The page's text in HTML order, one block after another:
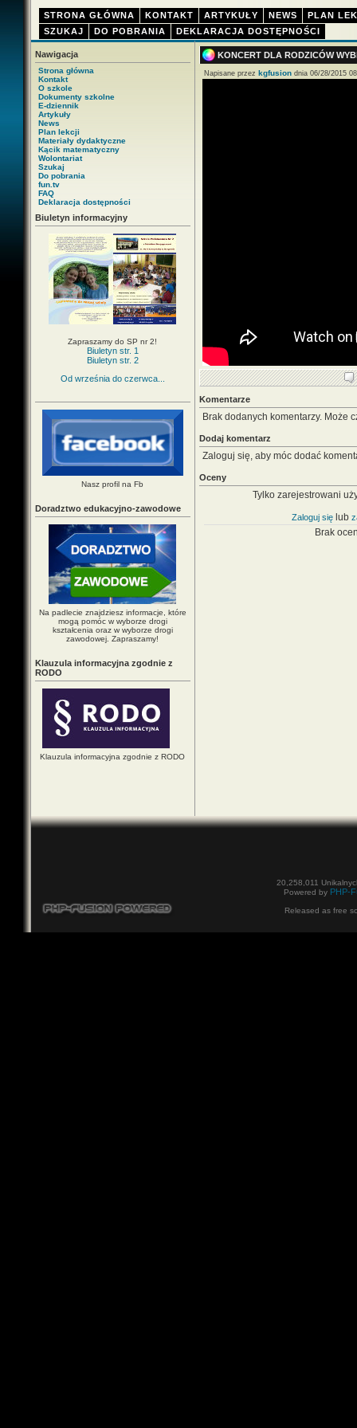
STRONA GŁÓWNA KONTAKT ARTYKUŁY NEWS
PLAN
SZUKAJ
DO POBRANIA DEKLARACJA DOSTĘPNOŚCI
Nawigacja
Strona główna
Kontakt
O szkole
Dokumenty szkolne
E-dziennik
Artykuły
News
Plan lekcji
Materiały dydaktyczne
Kącik matematyczny
Wolontariat
Szukaj
Do pobrania
fun.tv
FAQ
Deklaracja dostępności
Biuletyn informacyjny
Zapraszamy do SP nr 2!
Biuletyn str. 1
Biuletyn str. 2
Od września do czerwca...
Nasz profil na Fb
Doradztwo edukacyjno-zawodowe
Na padlecie znajdziesz informacje, które
mogą pomóc w wyborze drogi
kształcenia oraz w wyborze drogi
zawodowej. Zapraszamy!
Klauzula informacyjna zgodnie z
RODO
Klauzula informacyjna zgodnie z RODO
KONCERT DLA RODZICÓW
Napisane przez kgfusiondnia 06/28/2015
Komentarze
Brak dodanych komentarzy. Może
Dodaj komentarz
Zaloguj się, aby móc dodać
Oceny
Tylko zarejestrowani
Zaloguj się lub
Brak
20,258,011
Powered by PHP-
Released as free